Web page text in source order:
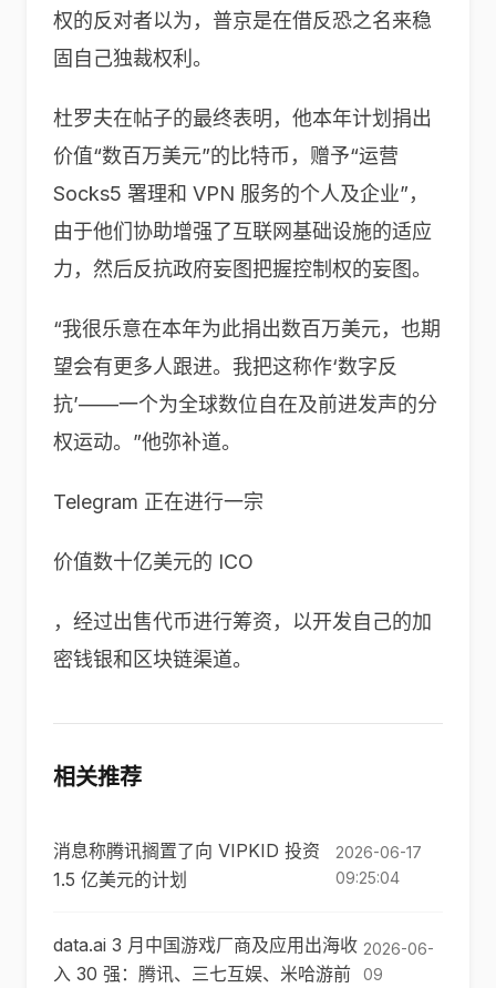
权的反对者以为，普京是在借反恐之名来稳
固自己独裁权利。
杜罗夫在帖子的最终表明，他本年计划捐出
价值“数百万美元”的比特币，赠予“运营
Socks5 署理和 VPN 服务的个人及企业”，
由于他们协助增强了互联网基础设施的适应
力，然后反抗政府妄图把握控制权的妄图。
“我很乐意在本年为此捐出数百万美元，也期
望会有更多人跟进。我把这称作‘数字反
抗’——一个为全球数位自在及前进发声的分
权运动。”他弥补道。
Telegram 正在进行一宗
价值数十亿美元的 ICO
，经过出售代币进行筹资，以开发自己的加
密钱银和区块链渠道。
相关推荐
消息称腾讯搁置了向 VIPKID 投资
1.5 亿美元的计划
2026-06-17
09:25:04
data.ai 3 月中国游戏厂商及应用出海收
入 30 强：腾讯、三七互娱、米哈游前
2026-06-
09